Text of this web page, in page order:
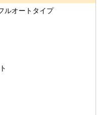
ルオートタイプ